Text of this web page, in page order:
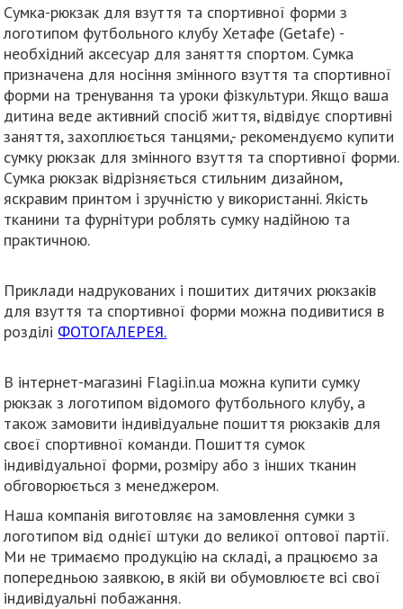
Сумка-рюкзак для взуття та спортивної форми з
логотипом футбольного клубу Хетафе (Getafe) -
необхідний аксесуар для заняття спортом. Сумка
призначена для носіння змінного взуття та спортивної
форми на тренування та уроки фізкультури. Якщо ваша
дитина веде активний спосіб життя, відвідує спортивні
заняття, захоплюється танцями,- рекомендуємо купити
сумку рюкзак для змінного взуття та спортивної форми.
Сумка рюкзак відрізняється стильним дизайном,
яскравим принтом і зручністю у використанні. Якість
тканини та фурнітури роблять сумку надійною та
практичною.
Приклади надрукованих і пошитих дитячих рюкзаків
для взуття та спортивної форми можна подивитися в
розділі ФОТОГАЛЕРЕЯ.
В інтернет-магазині Flagi.in.ua можна купити сумку
рюкзак з логотипом відомого футбольного клубу, а
також замовити індивідуальне пошиття рюкзаків для
своєї спортивної команди. Пошиття сумок
індивідуальної форми, розміру або з інших тканин
обговорюється з менеджером.
Наша компанія виготовляє на замовлення сумки з
логотипом від однієї штуки до великої оптової партії.
Ми не тримаємо продукцію на складі, а працюємо за
попередньою заявкою, в якій ви обумовлюєте всі свої
індивідуальні побажання.